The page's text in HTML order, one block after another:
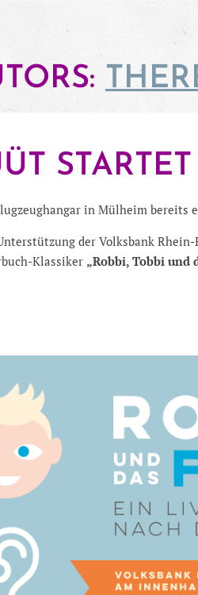
in Mülheim
der Volksbank Rhein-
Klassiker „Robbi, Tobbi und